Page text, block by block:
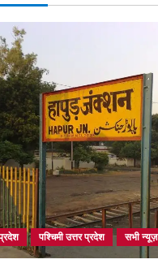
पश्चिमी उत्तर प्रदेश सभी न्यूज़